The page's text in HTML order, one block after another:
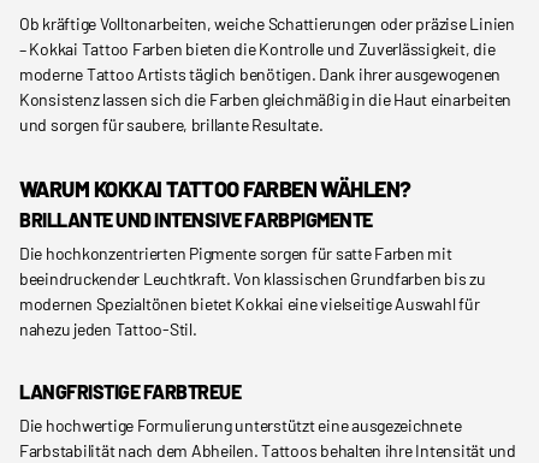
Ob kräftige Volltonarbeiten, weiche Schattierungen oder präzise Linien
– Kokkai Tattoo Farben bieten die Kontrolle und Zuverlässigkeit, die
moderne Tattoo Artists täglich benötigen. Dank ihrer ausgewogenen
Konsistenz lassen sich die Farben gleichmäßig in die Haut einarbeiten
und sorgen für saubere, brillante Resultate.
WARUM KOKKAI TATTOO FARBEN WÄHLEN?
BRILLANTE UND INTENSIVE FARBPIGMENTE
Die hochkonzentrierten Pigmente sorgen für satte Farben mit
beeindruckender Leuchtkraft. Von klassischen Grundfarben bis zu
modernen Spezialtönen bietet Kokkai eine vielseitige Auswahl für
nahezu jeden Tattoo-Stil.
LANGFRISTIGE FARBTREUE
Die hochwertige Formulierung unterstützt eine ausgezeichnete
Farbstabilität nach dem Abheilen. Tattoos behalten ihre Intensität und